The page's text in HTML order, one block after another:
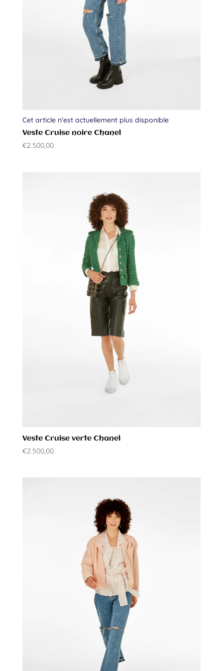
Cet article n'est actuellement plus disponible
Veste Cruise noire Chanel
€2.500,00
Veste Cruise verte Chanel
€2.500,00